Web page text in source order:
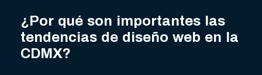
¿Por qué son importantes las
tendencias de diseño web en la
CDMX?